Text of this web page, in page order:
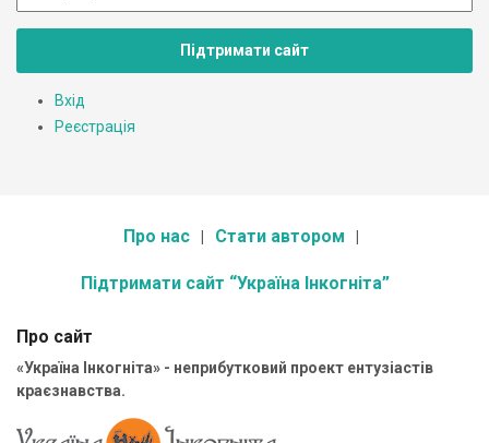
Підтримати сайт
Вхід
Реєстрація
Про нас Стати автором
Підтримати сайт “Україна Інкогніта”
Про сайт
«Україна Інкогніта» - неприбутковий проект ентузіастів
краєзнавства.